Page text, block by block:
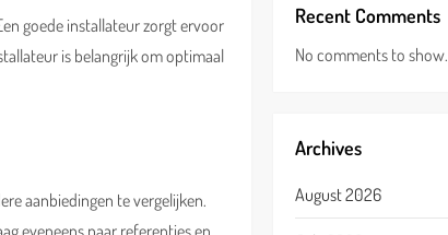
goede installateur zorgt ervoor
is belangrijk om optimaal
aanbiedingen te vergelijken.
eveneens naar referenties en
Recent Comments
No comments to show.
Archives
August 2026